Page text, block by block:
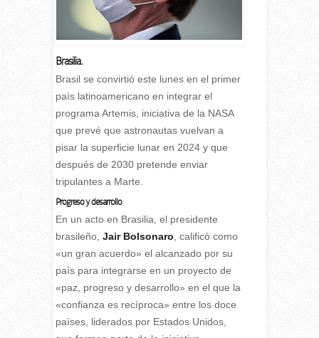
Brasilia.
Brasil se convirtió este lunes en el primer
país latinoamericano en integrar el
programa Artemis, iniciativa de la NASA
que prevé que astronautas vuelvan a
pisar la superficie lunar en 2024 y que
después de 2030 pretende enviar
tripulantes a Marte.
Progreso y desarrollo
En un acto en Brasilia, el presidente
brasileño, Jair Bolsonaro , calificó como
«un gran acuerdo» el alcanzado por su
país para integrarse en un proyecto de
«paz, progreso y desarrollo» en el que la
«confianza es recíproca» entre los doce
países, liderados por Estados Unidos,